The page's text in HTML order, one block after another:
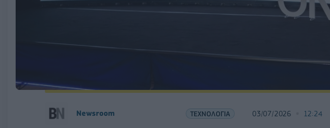
Νewsroom ΤΕΧΝΟΛΟΓΙΑ 03/07/2026 12:24